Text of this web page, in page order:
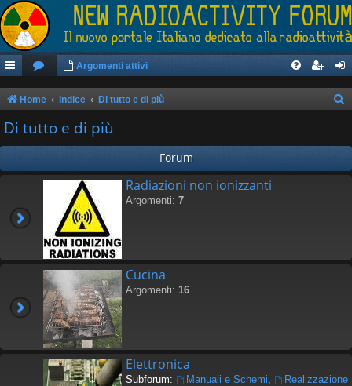
Argomenti attivi
Home Indice Di tutto e di più
Di tutto e di più
Forum
Radiazioni non ionizzanti
Argomenti: 7
Cucina
Argomenti: 16
Elettronica
Subforum: Manuali e Schemi
Realizzazione